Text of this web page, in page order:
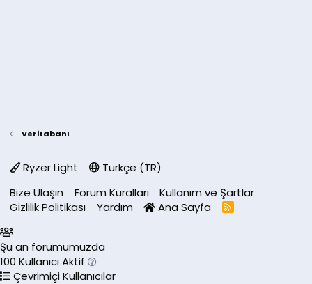
Veritabanı
Ryzer Light
Türkçe (TR)
Bize Ulaşın
Forum Kuralları
Kullanım ve Şartlar
Gizlilik Politikası
Yardım Ana Sayfa
R
Şu an forumumuzda
100 Kullanıcı Aktif
Çevrimiçi Kullanıcılar